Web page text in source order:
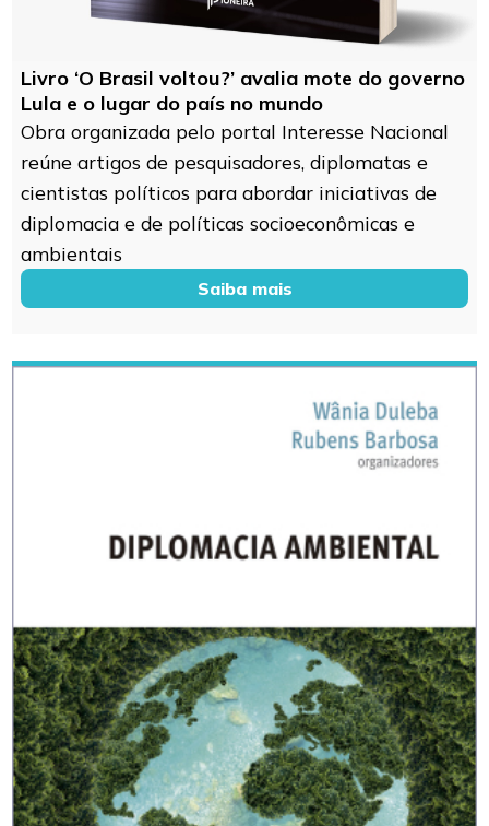
Livro ‘O Brasil voltou?’ avalia mote do governo
Lula e o lugar do país no mundo
Obra organizada pelo portal Interesse Nacional
reúne artigos de pesquisadores, diplomatas e
cientistas políticos para abordar iniciativas de
diplomacia e de políticas socioeconômicas e
ambientais
Saiba mais